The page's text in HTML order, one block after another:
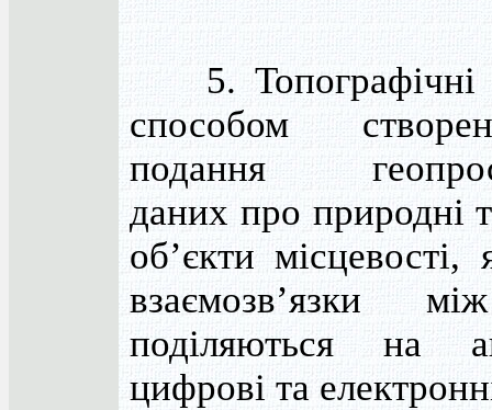
5. Топографічні
способом
подання
даних про природні
об’єкти
взаємозв’язки
поділяються на
цифрові та